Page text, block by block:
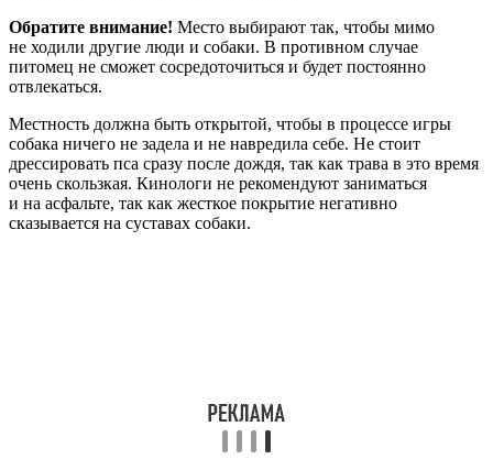
Обратите внимание! Место выбирают так, чтобы мимо
не ходили другие люди и собаки. В противном случае
питомец не сможет сосредоточиться и будет постоянно
отвлекаться.
Местность должна быть открытой, чтобы в процессе игры
собака ничего не задела и не навредила себе. Не стоит
дрессировать пса сразу после дождя, так как трава в это время
очень скользкая. Кинологи не рекомендуют заниматься
и на асфальте, так как жесткое покрытие негативно
сказывается на суставах собаки.